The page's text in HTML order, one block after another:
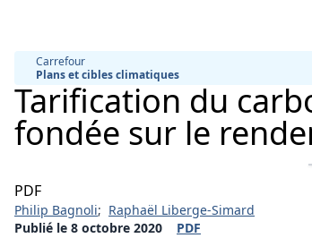
Carrefour
Plans et cibles climatiques
Tarification du
fondée sur le
PDF
Philip Bagnoli; Raphaël Liberge-Simard
Publié le 8 octobre 2020
PDF